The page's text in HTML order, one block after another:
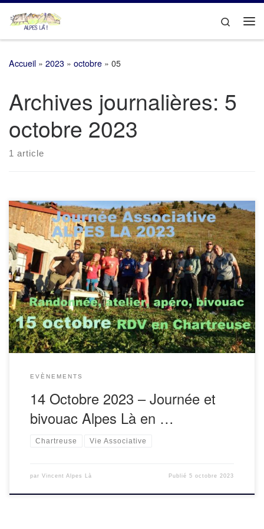
Passer au contenu
Search
Accueil » 2023 » octobre » 05
Archives journalières: 5
octobre 2023
1 article
Qu’allons nous faire en 2024 ?L’association Alpes Là
organise sa journée associative de l’automne le 14 octobre.
Cette année, direction la Chartreuse.Cette journée est
l’occasion de réfléchir au futur de […]
EVÈNEMENTS
14 Octobre 2023 – Journée et
bivouac Alpes Là en …
Chartreuse Vie Associative
par Vincent Alpes Là Publié5 octobre 2023